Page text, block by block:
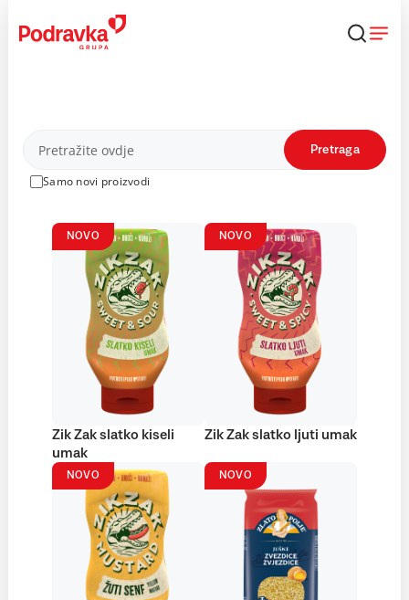
content
Proizvodi
Samo novi proizvodi
Pretraga
NOVO
Zik Zak slatko kiseli
umak
NOVO
Zik Zak slatko ljuti umak
NOVO NOVO